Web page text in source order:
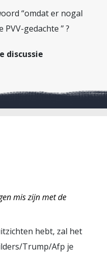
“omdat er nogal
gedachte ” ?
discussie
mis zijn met de
hebt, zal het
Trump/Afp je